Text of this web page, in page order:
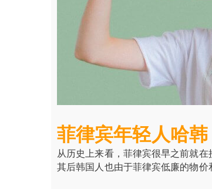
菲律宾年轻人哈韩
从历史上来看，菲律宾很早之前就
其后韩国人也由于菲律宾低廉的物价